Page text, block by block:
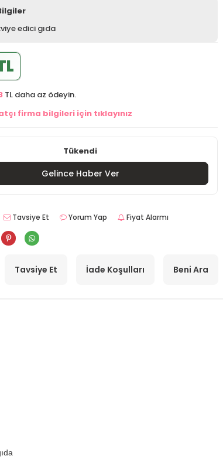
edici gıda
TL daha az ödeyin.
firma bilgileri için tıklayınız
Tükendi
Gelince Haber Ver
Tavsiye Et Yorum Yap Fiyat Alarmı
Tavsiye Et İade Koşulları Beni Ara